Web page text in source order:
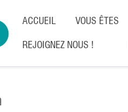
ACCUEIL VOUS ÊTES
REJOIGNEZ NOUS !